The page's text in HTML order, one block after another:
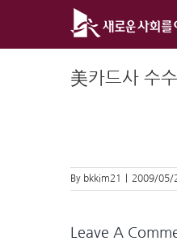
美카드사 수
By bkkim21 2009/05/
Leave A